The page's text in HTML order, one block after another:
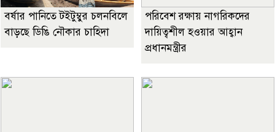
বর্ষার পানিতে টইটুম্বুর চলনবিলে
বাড়ছে ডিঙি নৌকার চাহিদা
পরিবেশ রক্ষায় নাগরিকদের
দায়িত্বশীল হওয়ার আহ্বান
প্রধানমন্ত্রীর